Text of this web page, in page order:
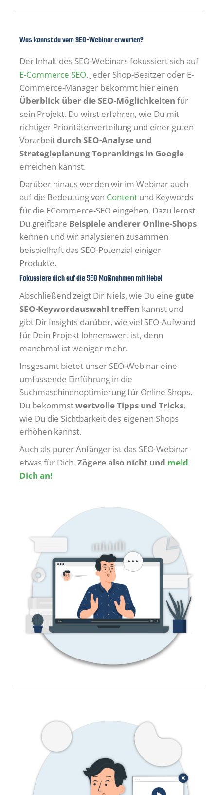
Was kannst du vom SEO-Webinar erwarten?
Der Inhalt des SEO-Webinars fokussiert sich auf
E-Commerce SEO. Jeder Shop-Besitzer oder E-
Commerce-Manager bekommt hier einen
Überblick über die SEO-Möglichkeiten für
sein Projekt. Du wirst erfahren, wie Du mit
richtiger Prioritätenverteilung und einer guten
Vorarbeitdurch SEO-Analyse und
Strategieplanung Toprankings in Google
erreichen kannst.
Darüber hinaus werden wir im Webinar auch
auf die Bedeutung von Content und Keywords
für die ECommerce-SEO eingehen. Dazu lernst
Du greifbare Beispiele anderer Online-Shops
kennen und wir analysieren zusammen
beispielhaft das SEO-Potenzial einiger
Produkte.
Fokussiere dich auf die SEO Maßnahmen mit Hebel
Abschließend zeigt Dir Niels, wie Du eine gute
SEO-Keywordauswahl treffen kannst und
gibt Dir Insights darüber, wie viel SEO-Aufwand
für Dein Projekt lohnenswert ist, denn
manchmal ist weniger mehr.
Insgesamt bietet unser SEO-Webinar eine
umfassende Einführung in die
Suchmaschinenoptimierung für Online Shops.
Du bekommstwertvolle Tipps und Tricks,
wie Du die Sichtbarkeit des eigenen Shops
erhöhen kannst.
Auch als purer Anfänger ist das SEO-Webinar
etwas für Dich. Zögere also nicht und meld
Dich an!